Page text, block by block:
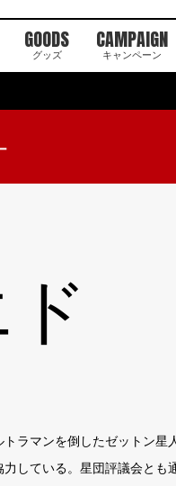
GOODS
グッズ
CAMPAIGN
キャンペーン
ラマンを倒したゼットン星
力している。星団評議会とも